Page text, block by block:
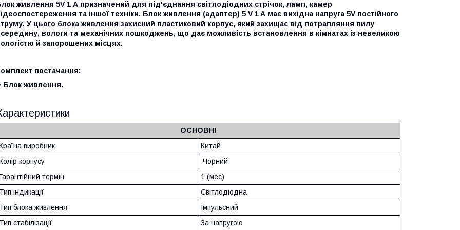
живлення 5V 1 А призначений для під'єднання світлодіодних стрічок, ламп, камер
та іншої техніки. Блок живлення (адаптер) 5 V 1 A має вихідна напруга 5V постійного
У цього блока живлення захисний пластиковий корпус, який захищає від потрапляння пилу
вологи та механічних пошкоджень, що дає можливість встановлення в кімнатах із невеликою
й запорошених місцях.
постачання:
Блок живлення.
ОСНОВНІ
виробник
Китай
корпусу
Чорний
термін
1 (мес)
Тип індикації
Світлодіодна
Тип блока живлення
Імпульсний
Тип стабілізації
За напругою